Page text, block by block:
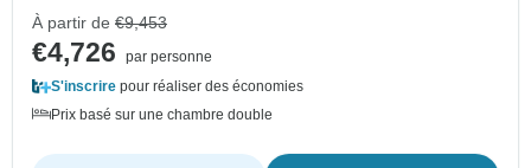
À partir de €9,453
€4,726
par personne
S'inscrire pour réaliser des économies
Prix basé sur une chambre double